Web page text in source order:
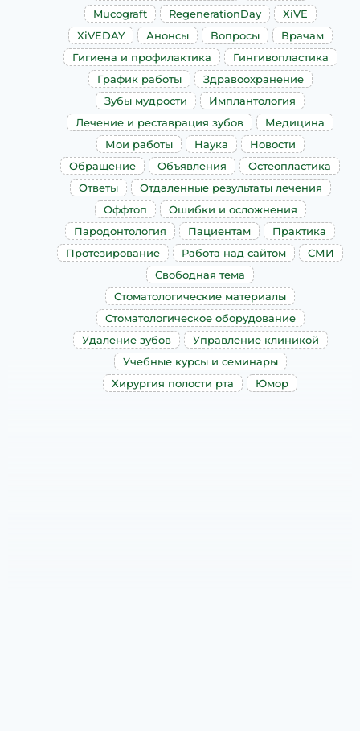
Mucograft
RegenerationDay
XiVE
XiVEDAY
Анонсы Вопросы
Врачам
Гигиена и профилактика
Гингивопластика
График работы
Здравоохранение
Зубы мудрости
Имплантология
Лечение и реставрация зубов
Медицина
Мои работы
Наука
Новости
Обращение
Объявления
Остеопластика
Ответы
Отдаленные результаты лечения
Оффтоп
Ошибки и осложнения
Пародонтология
Пациентам
Практика
Протезирование
Работа над сайтом
СМИ
Свободная тема
Стоматологические материалы
Стоматологическое оборудование
Удаление зубов
Управление клиникой
Учебные курсы и семинары
Хирургия полости рта
Юмор